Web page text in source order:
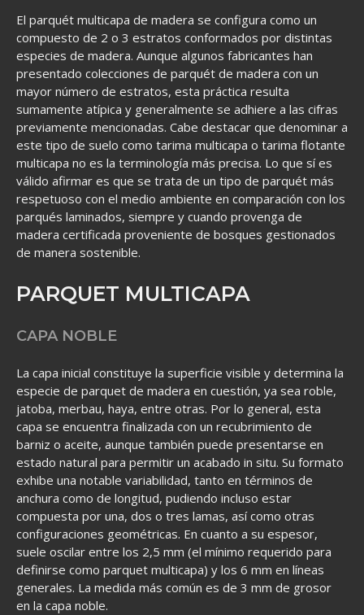
El parquét multicapa de madera se configura como un
compuesto de 2 o 3 estratos conformados por distintas
especies de madera. Aunque algunos fabricantes han
presentado colecciones de parquét de madera con un
mayor número de estratos, esta práctica resulta
sumamente atípica y generalmente se adhiere a las cifras
previamente mencionadas. Cabe destacar que denominar a
este tipo de suelo como tarima multicapa o tarima flotante
multicapa no es la terminología más precisa. Lo que sí es
válido afirmar es que se trata de un tipo de parquét más
respetuoso con el medio ambiente en comparación con los
parqués laminados, siempre y cuando provenga de
madera certificada proveniente de bosques gestionados
de manera sostenible.
PARQUET MULTICAPA
CAPA NOBLE
La capa inicial constituye la superficie visible y determina la
especie de parquet de madera en cuestión, ya sea roble,
jatoba, merbau, haya, entre otras. Por lo general, esta
capa se encuentra finalizada con un recubrimiento de
barniz o aceite, aunque también puede presentarse en
estado natural para permitir un acabado in situ. Su formato
exhibe una notable variabilidad, tanto en términos de
anchura como de longitud, pudiendo incluso estar
compuesta por una, dos o tres lamas, así como otras
configuraciones geométricas. En cuanto a su espesor,
suele oscilar entre los 2,5 mm (el mínimo requerido para
definirse como parquet multicapa) y los 6 mm en líneas
generales. La medida más común es de 3 mm de grosor
en la capa noble.